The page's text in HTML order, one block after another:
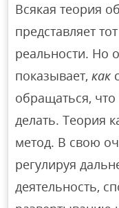
Всякая теория
представляет
реальности. Но
показывает,как
обращаться,
делать. Теория
метод. В свою
регулируя
деятельность,